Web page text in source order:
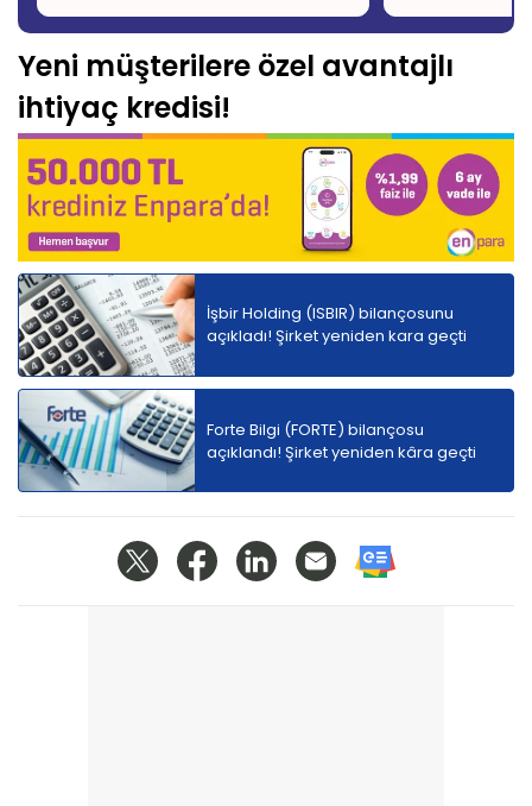
Yeni müşterilere özel avantajlı
ihtiyaç kredisi!
İşbir Holding (ISBIR) bilançosunu
açıkladı! Şirket yeniden kara geçti
Forte Bilgi (FORTE) bilançosu
açıklandı! Şirket yeniden kâra geçti